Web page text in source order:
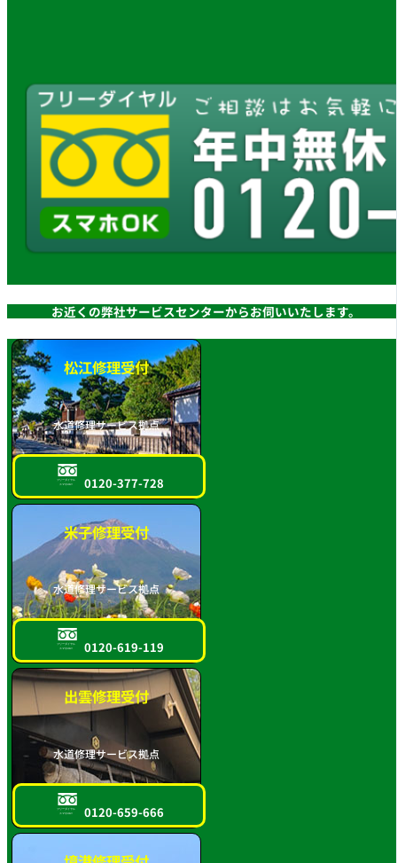
お近くの弊社サービスセンターからお伺いいたします。
松江修理受付
水道修理サービス拠点
フリーダイヤル
スマホOK!! 0120-377-728
米子修理受付
水道修理サービス拠点
フリーダイヤル
スマホOK!! 0120-619-119
出雲修理受付
水道修理サービス拠点
フリーダイヤル
スマホOK!! 0120-659-666